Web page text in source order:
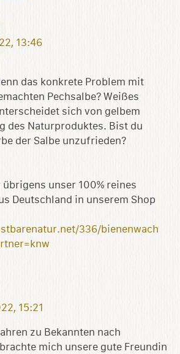
13:46
das konkrete Problem mit
Pechsalbe? Weißes
sich von gelbem
des Naturproduktes. Bist du
der Salbe unzufrieden?
übrigens unser 100% reines
Deutschland in unserem Shop
336/bienenwach
15:21
zu Bekannten nach
mich unsere gute Freundin